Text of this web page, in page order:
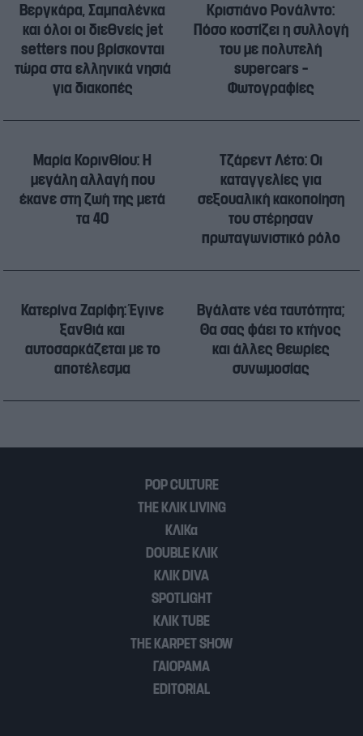
Βεργκάρα, Σαμπαλένκα
και όλοι οι διεθνείς jet
setters που βρίσκονται
τώρα στα ελληνικά νησιά
για διακοπές
Κριστιάνο Ρονάλντο:
Πόσο κοστίζει η συλλογή
του με πολυτελή
supercars –
Φωτογραφίες
Μαρία Κορινθίου: Η
μεγάλη αλλαγή που
έκανε στη ζωή της μετά
τα 40
Τζάρεντ Λέτo: Οι
καταγγελίες για
σεξουαλική κακοποίηση
του στέρησαν
πρωταγωνιστικό ρόλο
Κατερίνα Ζαρίφη: Έγινε
ξανθιά και
αυτοσαρκάζεται με το
αποτέλεσμα
Βγάλατε νέα ταυτότητα;
Θα σας φάει το κτήνος
και άλλες θεωρίες
συνωμοσίας
POP CULTURE
THE ΚΛΙΚ LIVING
ΚΛΙΚα
DOUBLE ΚΛΙΚ
ΚΛΙΚ DIVA
SPOTLIGHT
ΚΛΙΚ TUBE
THE KARPET SHOW
ΓΑΙΟΡΑΜΑ
EDITORIAL